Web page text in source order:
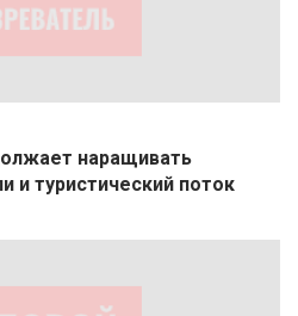
наращивать
и туристический поток